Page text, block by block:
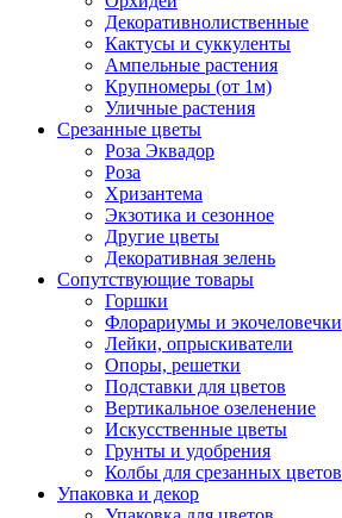
Декоративнолиственные
Кактусы и суккуленты
Ампельные растения
Крупномеры (от 1м)
Уличные растения
Срезанные цветы
Роза Эквадор
Роза
Хризантема
Экзотика и сезонное
Другие цветы
Декоративная зелень
Сопутствующие товары
Горшки
Флорариумы и экочеловечки
Лейки, опрыскиватели
Опоры, решетки
Подставки для цветов
Вертикальное озеленение
Искусственные цветы
Грунты и удобрения
Колбы для срезанных цветов
Упаковка и декор